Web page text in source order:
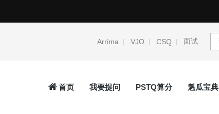
Arrima VJO CSQ 面试
首页 我要提问 PSTQ算分 魁瓜宝典